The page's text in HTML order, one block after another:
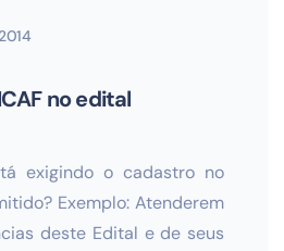
no edital
exigindo o cadastro no
Exemplo: Atenderem
deste Edital e de seus